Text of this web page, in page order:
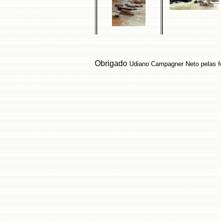
Obrigado Udiano Campagner Neto pelas